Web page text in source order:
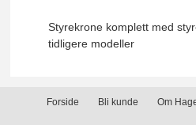
Styrekrone komplett med
tidligere modeller
Forside Bli kunde Om